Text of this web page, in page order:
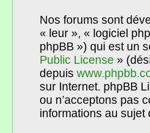
Nos forums sont
« leur », « logiciel
phpBB ») qui est un
Public License »
depuis
sur Internet. phpBB
ou n’acceptons pas
informations au